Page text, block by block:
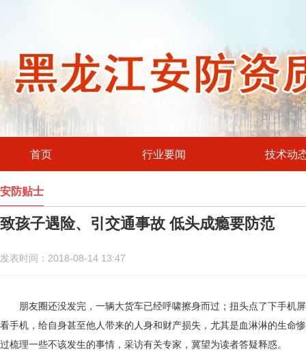
首页 行业要闻 技术动
安防贴士
致孩子遇险、引交通事故 低头成瘾要防范
发表时间：2018-08-14 13:47
朋友圈还没发完，一辆大货车已经呼啸擦身而过；扭头点了下手
看手机，给自身甚至他人带来的人身和财产损失，尤其是血淋淋的生命
过梳理一些不该发生的事情，采访有关专家，冀望为读者答疑释惑。